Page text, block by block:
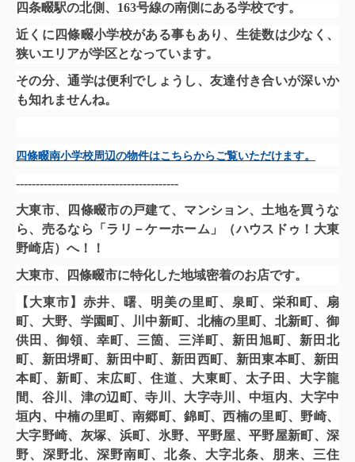
四条畷駅の北側、163号線の南側にある学校です。
近くに四條畷小学校がある事もあり、生徒数は少なく、
狭いエリアが学区となっています。
その分、通学は便利でしょうし、友達付き合いが深いか
も知れませんね。
四條畷南小学校周辺の物件はこちらからご覧いただけます。
-----------------------------------------
大東市、四條畷市の戸建て、マンション、土地を買うな
ら、 売るなら「ラリ－ケーホーム」（ハウスドゥ！大東
野崎店）へ！！
大東市、四條畷市に特化した地域密着のお店です。
【大東市】赤井、曙、明美の里町、泉町、栄和町、扇
町、大野、学園町、川中新町、北楠の里町、北新町、御
供田、御領、幸町、三箇、三洋町、新田旭町、新田北
町、新田堺町、新田中町、新田西町、新田東本町、新田
本町、新町、末広町、住道、大東町、太子田、大字龍
間、谷川、津の辺町、寺川、大字寺川、中垣内、大字中
垣内、中楠の里町、南郷町、錦町、西楠の里町、野崎、
大字野崎、灰塚、浜町、氷野、平野屋、平野屋新町、深
野、深野北、深野南町、北条、大字北条、朋来、三住